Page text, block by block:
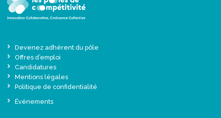
Devenez adhérent du pôle
Offres d’emploi
Candidatures
Mentions légales
Politique de confidentialité
Événements